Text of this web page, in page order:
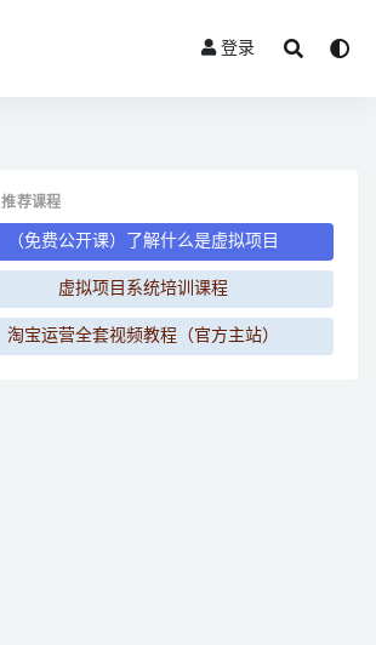
登录
推荐课程
（免费公开课）了解什么是虚拟项目
虚拟项目系统培训课程
淘宝运营全套视频教程（官方主站）